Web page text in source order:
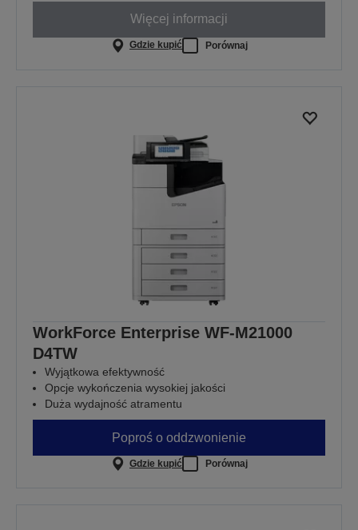
Więcej informacji
Gdzie kupić Porównaj
WorkForce Enterprise WF-M21000
D4TW
Wyjątkowa efektywność
Opcje wykończenia wysokiej jakości
Duża wydajność atramentu
Poproś o oddzwonienie
Gdzie kupić Porównaj